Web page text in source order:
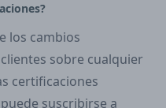
los cambios
sobre cualquier
certificaciones
suscribirse a